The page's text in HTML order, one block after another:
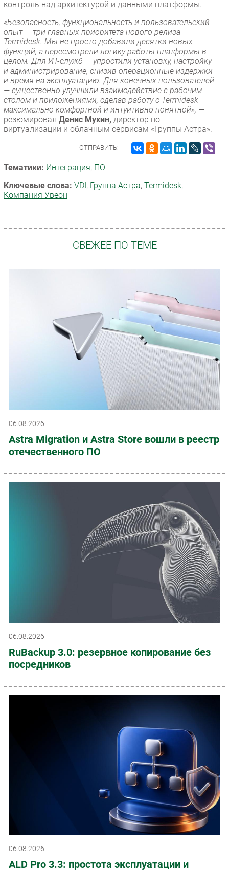
контроль над архитектурой и данными платформы.
«Безопасность, функциональность и пользовательский
опыт — три главных приоритета нового релиза
Termidesk. Мы не просто добавили десятки новых
функций, а пересмотрели логику работы платформы в
целом. Для ИТ-служб — упростили установку, настройку
и администрирование, снизив операционные издержки
и время на эксплуатацию. Для конечных пользователей
— существенно улучшили взаимодействие с рабочим
столом и приложениями, сделав работу с Termidesk
максимально комфортной и интуитивно понятной», —
резюмировал Денис Мухин, директор по
виртуализации и облачным сервисам «Группы Астра».
ОТПРАВИТЬ:
Тематики: Интеграция, ПО
Ключевые слова: VDI, Группа Астра, Termidesk,
Компания Увеон
СВЕЖЕЕ ПО ТЕМЕ
06.08.2026
Astra Migration и Astra Store вошли в реестр
отечественного ПО
06.08.2026
RuBackup 3.0: резервное копирование без
посредников
06.08.2026
ALD Pro 3.3: простота эксплуатации и